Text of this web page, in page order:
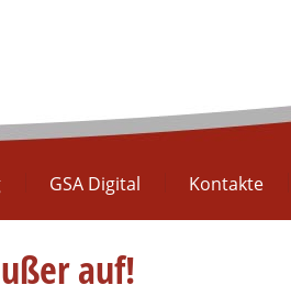
GSA Digital Kontakte
auf!